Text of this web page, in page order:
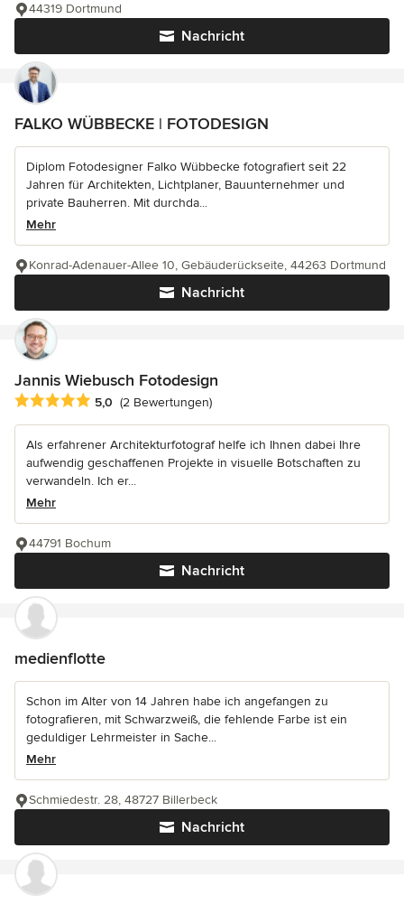
Nachricht
44319 Dortmund
FALKO WÜBBECKE | FOTODESIGN
Diplom Fotodesigner Falko Wübbecke fotografiert seit 22
Jahren für Architekten, Lichtplaner, Bauunternehmer und
private Bauherren. Mit durchda...
Mehr
Nachricht
Konrad-Adenauer-Allee 10, Gebäuderückseite, 44263 Dortmund
Jannis Wiebusch Fotodesign
Durchschnittliche Bewertung: 5 von 5 Sternen
5,0 (2 Bewertungen)
Als erfahrener Architekturfotograf helfe ich Ihnen dabei Ihre
aufwendig geschaffenen Projekte in visuelle Botschaften zu
verwandeln. Ich er...
Mehr
Nachricht
44791 Bochum
medienflotte
Schon im Alter von 14 Jahren habe ich angefangen zu
fotografieren, mit Schwarzweiß, die fehlende Farbe ist ein
geduldiger Lehrmeister in Sache...
Mehr
Nachricht
Schmiedestr. 28, 48727 Billerbeck